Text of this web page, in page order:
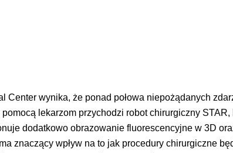
wynika, że ponad połowa niepożądanych
lekarzom przychodzi robot chirurgiczny
dodatkowo obrazowanie fluorescencyjne w 3D
wpływ na to jak procedury chirurgiczne